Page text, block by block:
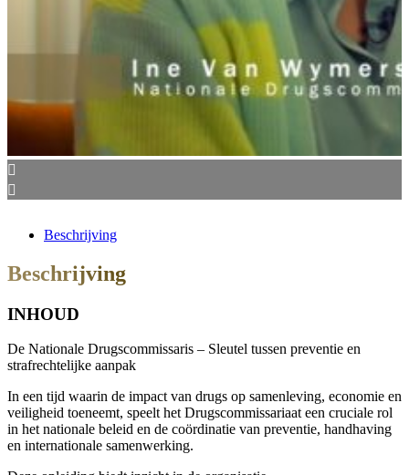
Beschrijving
Beschrijving
INHOUD
De Nationale Drugscommissaris – Sleutel tussen preventie en
strafrechtelijke aanpak
In een tijd waarin de impact van drugs op samenleving, economie en
veiligheid toeneemt, speelt het Drugscommissariaat een cruciale rol
in het nationale beleid en de coördinatie van preventie, handhaving
en internationale samenwerking.